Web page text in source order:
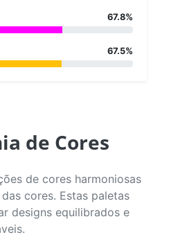
67.8%
67.5%
de Cores
de cores harmoniosas
cores. Estas paletas
designs equilibrados e